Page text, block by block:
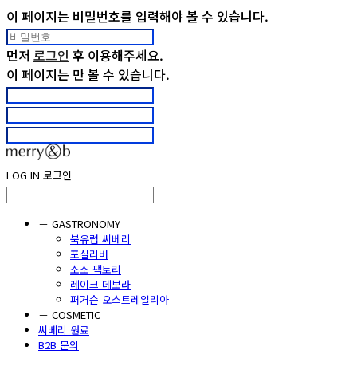
이 페이지는 비밀번호를 입력해야 볼 수 있습니다.
먼저 로그인 후 이용해주세요.
이 페이지는 만 볼 수 있습니다.
LOG IN 로그인
≡ GASTRONOMY
북유럽 씨베리
포실리버
소소 팩토리
레이크 데보라
퍼거슨 오스트레일리아
≡ COSMETIC
씨베리 원료
B2B 문의